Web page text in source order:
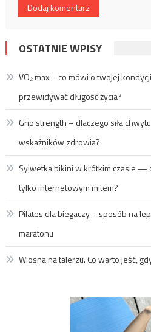
OSTATNIE WPISY
VO₂ max – co mówi o twojej
przewidywać długość życia?
Grip strength – dlaczego siła
wskaźników zdrowia?
Sylwetka bikini w krótkim czasie —
tylko internetowym mitem?
Pilates dla biegaczy – sposób na
maratonu
Wiosna na talerzu. Co warto jeść,